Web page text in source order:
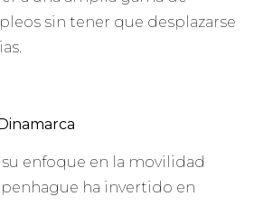
sin tener que desplazarse
enfoque en la movilidad
ha invertido en